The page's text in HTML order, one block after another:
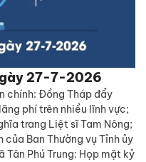
27-7-2026
chính: Đồng Tháp đẩy
phí trên nhiều lĩnh vực;
trang Liệt sĩ Tam Nông;
Ban Thường vụ Tỉnh ủy
Phú Trung: Họp mặt kỷ